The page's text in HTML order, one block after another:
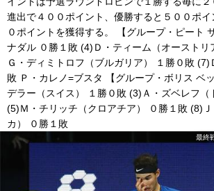
進出で４００ポイント、優勝すると５００ポイ
０ポイントを獲得する。 【グループ・ピート
ナダル ０勝１敗 (4)Ｄ・ティーム（オーストリ
Ｇ・ディミトロフ（ブルガリア） １勝０敗 (7)
敗 Ｐ・カレノ=ブスタ 【グループ・ボリス ベ
デラー（スイス） １勝０敗 (3)Ａ・ズベレフ（
(5)Ｍ・チリッチ（クロアチア） ０勝１敗 (8)
カ） ０勝１敗
最終